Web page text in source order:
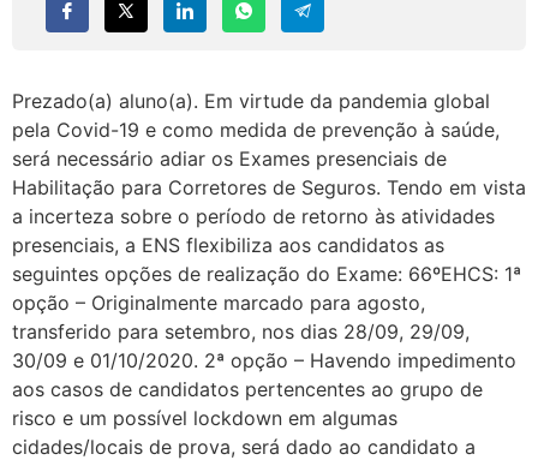
Prezado(a) aluno(a). Em virtude da pandemia global
pela Covid-19 e como medida de prevenção à saúde,
será necessário adiar os Exames presenciais de
Habilitação para Corretores de Seguros. Tendo em vista
a incerteza sobre o período de retorno às atividades
presenciais, a ENS flexibiliza aos candidatos as
seguintes opções de realização do Exame: 66ºEHCS: 1ª
opção – Originalmente marcado para agosto,
transferido para setembro, nos dias 28/09, 29/09,
30/09 e 01/10/2020. 2ª opção – Havendo impedimento
aos casos de candidatos pertencentes ao grupo de
risco e um possível lockdown em algumas
cidades/locais de prova, será dado ao candidato a